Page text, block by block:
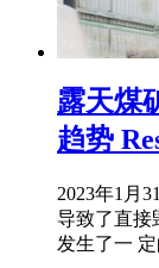
露天煤
趋势
2023年1月
导致了直接
发生了一